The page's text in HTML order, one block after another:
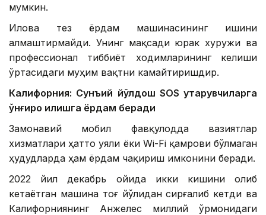
мумкин.
Илова тез ёрдам машинасининг ишини
алмаштирмайди. Унинг мақсади юрак хуружи ва
профессионал тиббиёт ходимларининг келиши
ўртасидаги муҳим вақтни камайтиришдир.
Калифорния: Сунъий йўлдош SOS қутқарувчиларга
қўнғироқ қилишга ёрдам беради
Замонавий мобил фавқулодда вазиятлар
хизматлари ҳатто уяли ёки Wi-Fi қамрови бўлмаган
ҳудудларда ҳам ёрдам чақириш имконини беради.
2022 йил декабрь ойида икки кишини олиб
кетаётган машина тоғ йўлидан сирғалиб кетди ва
Калифорниянинг Анжелес миллий ўрмонидаги